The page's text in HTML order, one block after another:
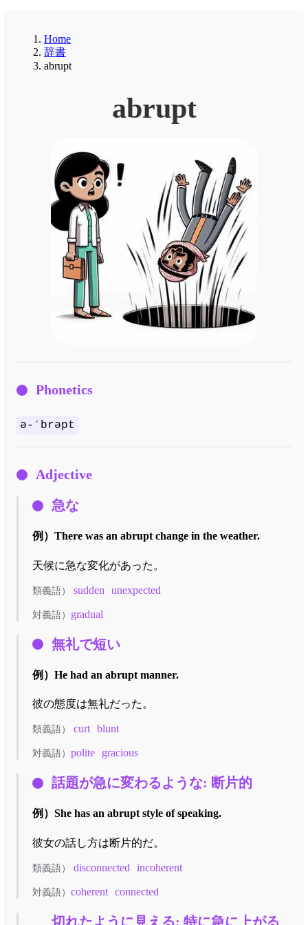
Home
辞書
abrupt
abrupt
Phonetics
ə-ˈbrəpt
Adjective
急な
例） There was an abrupt change in the weather.
天候に急な変化があった。
類義語） sudden unexpected
対義語） gradual
無礼で短い
例） He had an abrupt manner.
彼の態度は無礼だった。
類義語） curt blunt
対義語） polite gracious
話題が急に変わるような: 断片的
例） She has an abrupt style of speaking.
彼女の話し方は断片的だ。
類義語） disconnected incoherent
対義語） coherent connected
切れたように見える: 特に急に上がる